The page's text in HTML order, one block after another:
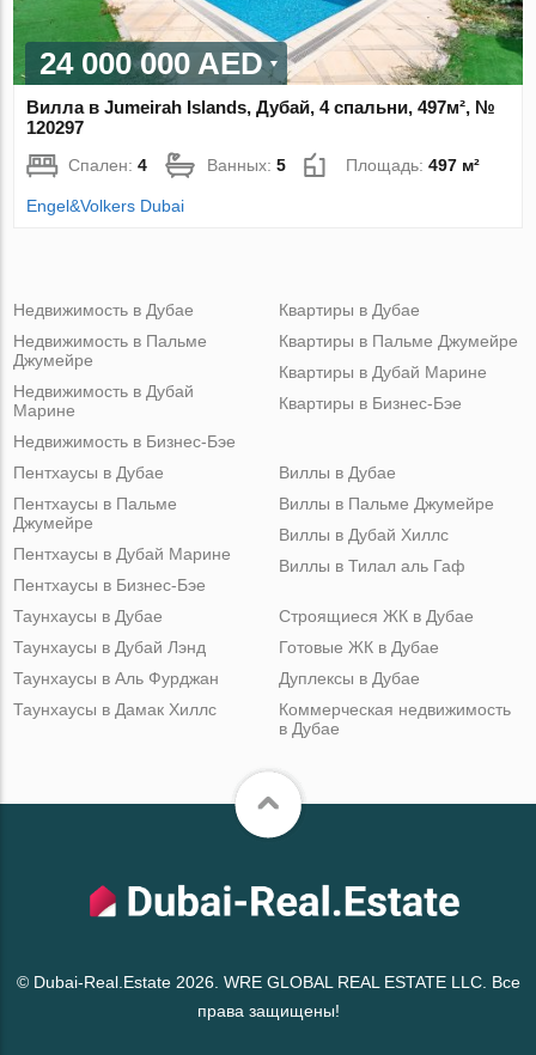
24 000 000 AED
Вилла в Jumeirah Islands, Дубай, 4 спальни, 497м², №
120297
Спален:4 Ванных:5 Площадь:497 м²
Engel&Volkers Dubai
Недвижимость в Дубае
Недвижимость в Пальме
Джумейре
Недвижимость в Дубай
Марине
Недвижимость в Бизнес-Бэе
Квартиры в Дубае
Квартиры в Пальме Джумейре
Квартиры в Дубай Марине
Квартиры в Бизнес-Бэе
Пентхаусы в Дубае
Пентхаусы в Пальме
Джумейре
Пентхаусы в Дубай Марине
Пентхаусы в Бизнес-Бэе
Виллы в Дубае
Виллы в Пальме Джумейре
Виллы в Дубай Хиллс
Виллы в Тилал аль Гаф
Таунхаусы в Дубае
Таунхаусы в Дубай Лэнд
Таунхаусы в Аль Фурджан
Таунхаусы в Дамак Хиллс
Строящиеся ЖК в Дубае
Готовые ЖК в Дубае
Дуплексы в Дубае
Коммерческая недвижимость
в Дубае
© Dubai-Real.Estate 2026. WRE GLOBAL REAL ESTATE LLC. Все
права защищены!